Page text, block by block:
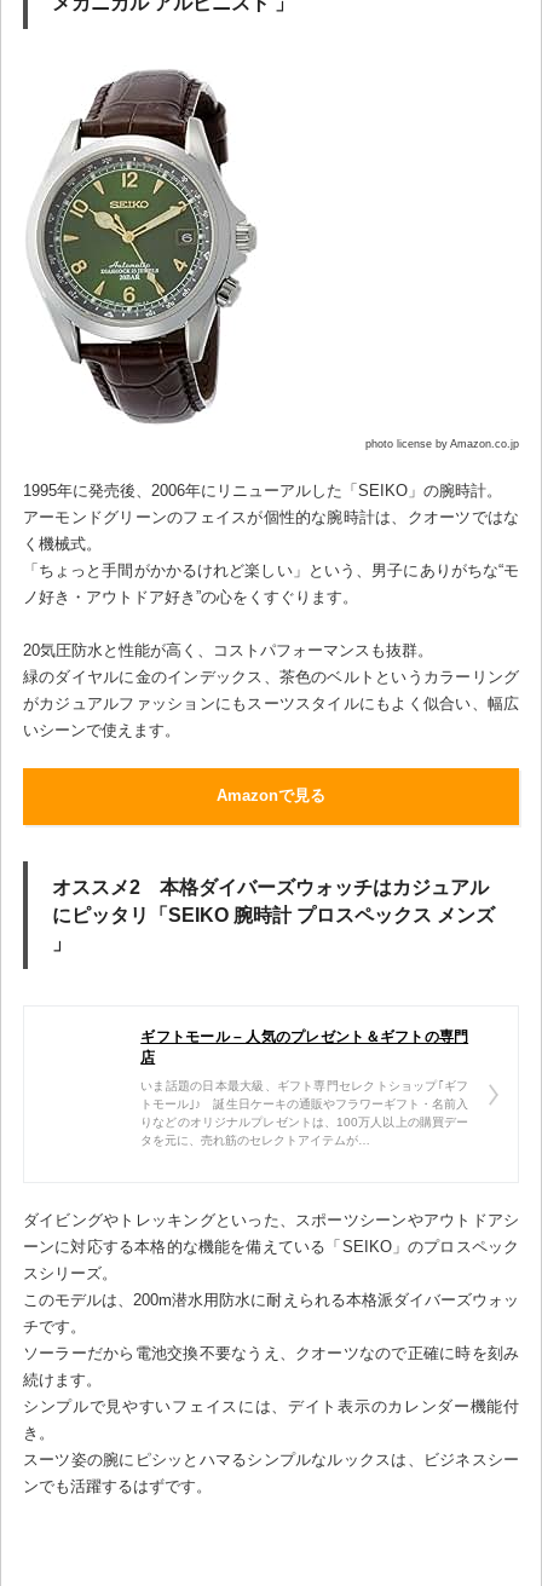
photo license by Amazon.co.jp
1995年に発売後、2006年にリニューアルした「SEIKO」の腕時計。
アーモンドグリーンのフェイスが個性的な腕時計は、クオーツではな
く機械式。
「ちょっと手間がかかるけれど楽しい」という、男子にありがちな“モ
ノ好き・アウトドア好き”の心をくすぐります。
20気圧防水と性能が高く、コストパフォーマンスも抜群。
緑のダイヤルに金のインデックス、茶色のベルトというカラーリング
がカジュアルファッションにもスーツスタイルにもよく似合い、幅広
いシーンで使えます。
Amazonで見る
オススメ2 本格ダイバーズウォッチはカジュアル
にピッタリ「SEIKO 腕時計 プロスペックス メンズ
」
ギフトモール – 人気のプレゼント＆ギフトの専門
店
いま話題の日本最大級、ギフト専門セレクトショップ｢ギフ
トモール｣♪ 誕生日ケーキの通販やフラワーギフト・名前入
りなどのオリジナルプレゼントは、100万人以上の購買デー
タを元に、売れ筋のセレクトアイテムが…
ダイビングやトレッキングといった、スポーツシーンやアウトドアシ
ーンに対応する本格的な機能を備えている「SEIKO」のプロスペック
スシリーズ。
このモデルは、200m潜水用防水に耐えられる本格派ダイバーズウォッ
チです。
ソーラーだから電池交換不要なうえ、クオーツなので正確に時を刻み
続けます。
シンプルで見やすいフェイスには、デイト表示のカレンダー機能付
き。
スーツ姿の腕にピシッとハマるシンプルなルックスは、ビジネスシー
ンでも活躍するはずです。